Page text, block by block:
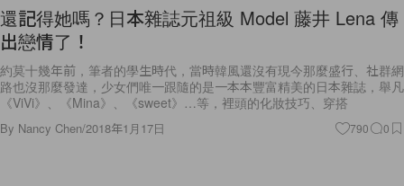
還記得她嗎？日本雜誌元祖級 Model 藤井 Lena 傳
出戀情了！
約莫十幾年前，筆者的學生時代，當時韓風還沒有現今那麼盛行、社群網
路也沒那麼發達，少女們唯一跟隨的是一本本豐富精美的日本雜誌，舉凡
《ViVi》、《Mina》、《sweet》…等，裡頭的化妝技巧、穿搭
By Nancy Chen/2018年1月17日 790 0